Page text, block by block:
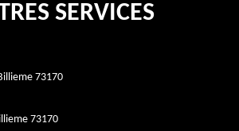
SERVICES
73170
73170